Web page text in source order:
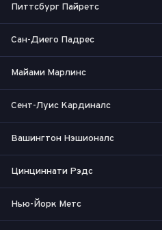
Питтсбург Пайретс
Сан-Диего Падрес
Майами Марлинс
Сент-Луис Кардиналс
Вашингтон Нэшионалс
Цинциннати Рэдс
Нью-Йорк Метс